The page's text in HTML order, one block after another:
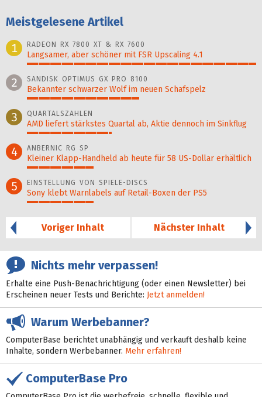
Meistgelesene Artikel
1
RADEON RX 7800 XT & RX 7600
Langsamer, aber schöner mit FSR Upscaling 4.1
2 SANDISK OPTIMUS GX PRO 8100
Bekannter schwarzer Wolf im neuen Schafspelz
3 QUARTALSZAHLEN
AMD liefert stärkstes Quartal ab, Aktie dennoch im Sinkflug
4 ANBERNIC RG SP
Kleiner Klapp-Hand­held ab heute für 58 US-Dollar er­hält­lich
5 EINSTELLUNG VON SPIELE-DISCS
Sony klebt Warnlabels auf Retail-Boxen der PS5
Voriger Inhalt
Nächster Inhalt
Nichts mehr verpassen!
Erhalte eine Push-Benachrichtigung (oder einen Newsletter) bei
Erscheinen neuer Tests und Berichte: Jetzt anmelden!
Warum Werbebanner?
ComputerBase berichtet unabhängig und verkauft deshalb keine
Inhalte, sondern Werbebanner. Mehr erfahren!
ComputerBase Pro